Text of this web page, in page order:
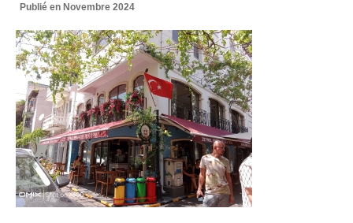
Publié en Novembre 2024